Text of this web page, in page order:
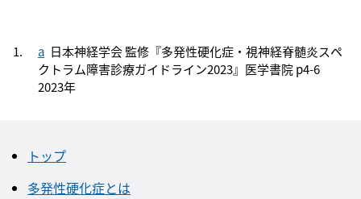
a 日本神経学会 監修『多発性硬化症・視神経脊髄炎スペ
クトラム障害診療ガイドライン2023』医学書院 p4-6
2023年
トップ
多発性硬化症とは